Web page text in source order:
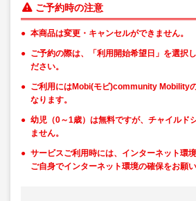
ご予約時の注意
本商品は変更・キャンセルができません。
ご予約の際は、「利用開始希望日」を選択
ださい。
ご利用にはMobi(モビ)community Mobility
なります。
幼児（0～1歳）は無料ですが、チャイルド
ません。
サービスご利用時には、インターネット環
ご自身でインターネット環境の確保をお願い